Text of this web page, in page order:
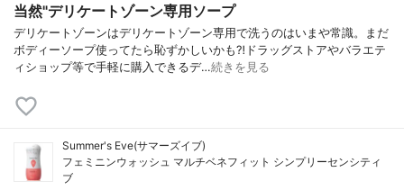
当然"デリケートゾーン専用ソープ
デリケートゾーンはデリケートゾーン専用で洗うのはいまや常識。まだ
ボディーソープ使ってたら恥ずかしいかも⁈ドラッグストアやバラエテ
ィショップ等で手軽に購入できるデ…続きを見る
Summer's Eve(サマーズイブ)
フェミニンウォッシュ マルチベネフィット シンプリーセンシティ
ブ